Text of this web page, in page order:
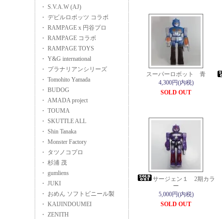
・ S.V.A.W (AJ)
・ デビルロボッツ コラボ
・ RAMPAGE x 円谷プロ
・ RAMPAGE コラボ
・ RAMPAGE TOYS
・ Y&G international
・ プラナリアンシリーズ
・ Tomohito Yamada
・ BUDOG
・ AMADA project
・ TOUMA
・ SKUTTLE ALL
・ Shin Tanaka
・ Monster Factory
・ タツノコプロ
・ 杉浦 茂
・ gumliens
・ JUKI
・ おめん ソフトビニール製
・ KAIJINDOUMEI
・ ZENITH
スーパーロボット 青
4,300円(内税)
SOLD OUT
サージェン１ 2期カラ
ー
5,000円(内税)
SOLD OUT